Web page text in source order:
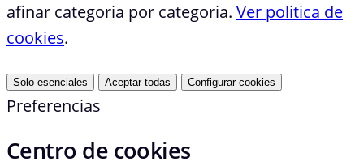
afinar categoria por categoria. Ver politica de
cookies.
Solo esenciales Aceptar todas Configurar cookies
Preferencias
Centro de cookies